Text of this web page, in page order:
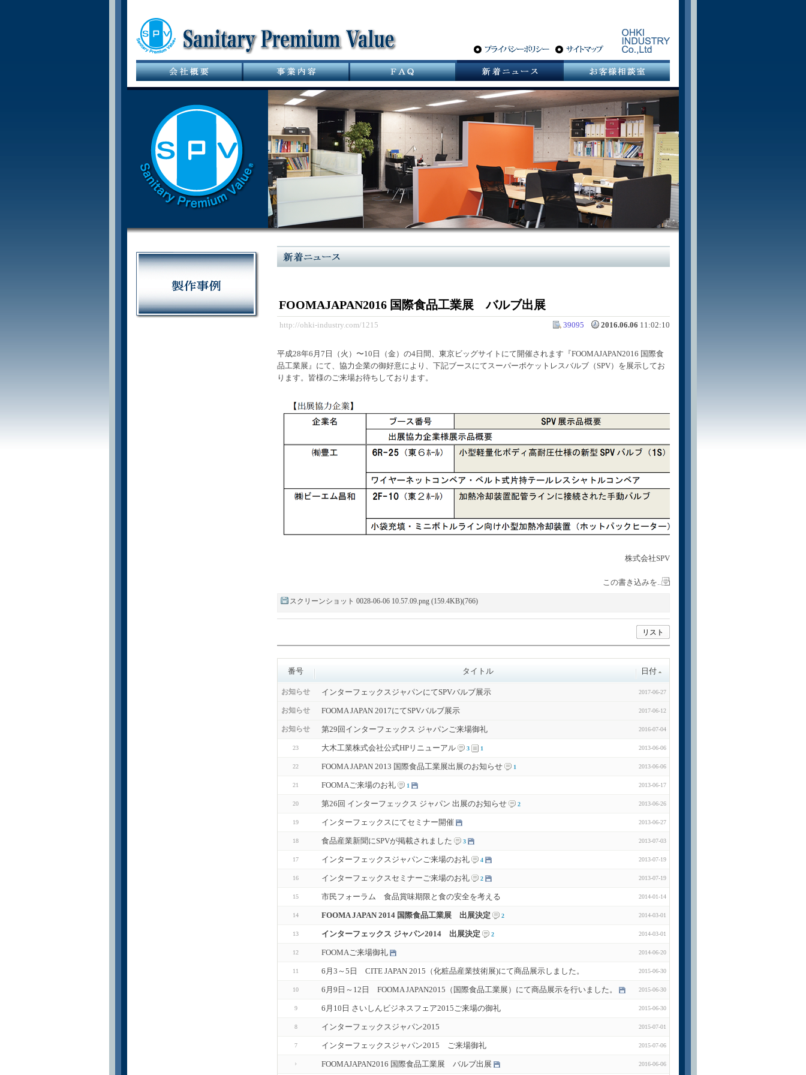
FOOMAJAPAN2016 国際食品工業展 バルブ出展
http://ohki-industry.com/1215 2016.06.06 11:02:10
39095
平成28年6月7日（火）〜10日（金） の4日間、東京ビッグサイトにて開催されます『FOOMAJAPAN2016 国際食
品工業展 』にて、協力企業の御好意により、下記ブースにてスーパーポケットレスバルブ（SPV）を展示してお
ります。皆様のご来場お待ちしております。
株式会社SPV
この書き込みを..
スクリーンショット 0028-06-06 10.57.09.png (159.4KB)(766)
リスト
番号 タイトル 日付
お知らせ インターフェックスジャパンにてSPVバルブ展示 2017-06-27
お知らせ FOOMA JAPAN 2017にてSPVバルブ展示 2017-06-12
お知らせ 第29回インターフェックス ジャパンご来場御礼 2016-07-04
23 大木工業株式会社公式HPリニューアル 3 1 2013-06-06
22 FOOMA JAPAN 2013 国際食品工業展出展のお知らせ 1 2013-06-06
21 FOOMAご来場のお礼 1 2013-06-17
20 第26回 インターフェックス ジャパン 出展のお知らせ 2 2013-06-26
19 インターフェックスにてセミナー開催 2013-06-27
18 食品産業新聞にSPVが掲載されました 3 2013-07-03
17 インターフェックスジャパンご来場のお礼 4 2013-07-19
16 インターフェックスセミナーご来場のお礼 2 2013-07-19
15 市民フォーラム 食品賞味期限と食の安全を考える 2014-01-14
14 FOOMA JAPAN 2014 国際食品工業展 出展決定 2 2014-03-01
13 インターフェックス ジャパン2014 出展決定 2 2014-03-01
12 FOOMAご来場御礼 2014-06-20
11 6月3～5日 CITE JAPAN 2015（化粧品産業技術展)にて商品展示しました。 2015-06-30
10 6月9日～12日 FOOMA JAPAN2015（国際食品工業展）にて商品展示を行いました。 2015-06-30
9 6月10日 さいしんビジネスフェア2015ご来場の御礼 2015-06-30
8 インターフェックスジャパン2015 2015-07-01
7 インターフェックスジャパン2015 ご来場御礼 2015-07-06
FOOMAJAPAN2016 国際食品工業展 バルブ出展 2016-06-06